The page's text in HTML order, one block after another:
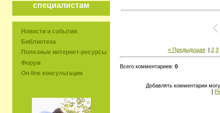
специалистам
Новости и события
Библиотека
Полезные интернет-ресурсы
Форум
On-line консультации
« Предыдущая| 2 3
Всего комментариев: 0
Добавлять комментарии
[